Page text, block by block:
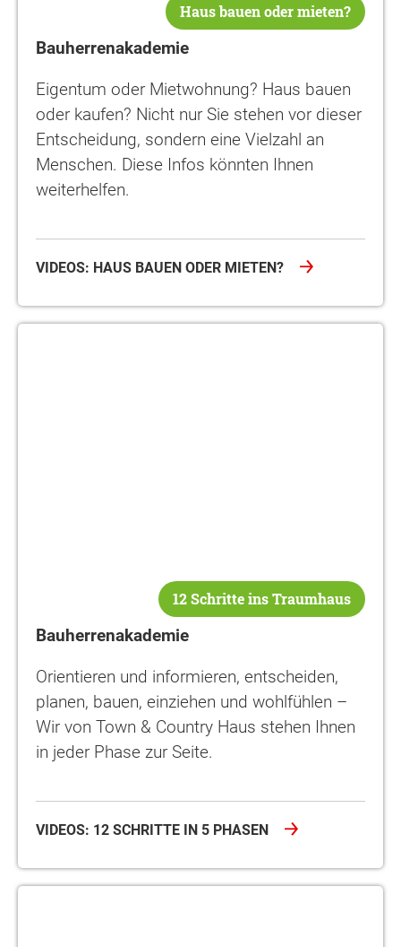
Haus bauen oder mieten?
Bauherrenakademie
Eigentum oder Mietwohnung? Haus bauen
oder kaufen? Nicht nur Sie stehen vor dieser
Entscheidung, sondern eine Vielzahl an
Menschen. Diese Infos könnten Ihnen
weiterhelfen.
VIDEOS: HAUS BAUEN ODER MIETEN?
12 Schritte ins Traumhaus
Bauherrenakademie
Orientieren und informieren, entscheiden,
planen, bauen, einziehen und wohlfühlen –
Wir von Town & Country Haus stehen Ihnen
in jeder Phase zur Seite.
VIDEOS: 12 SCHRITTE IN 5 PHASEN